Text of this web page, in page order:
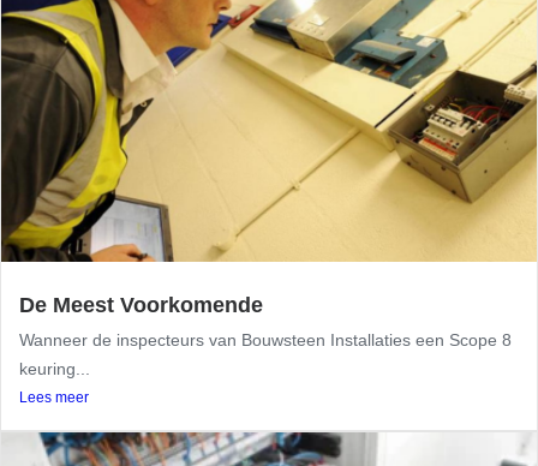
De Meest Voorkomende
Wanneer de inspecteurs van Bouwsteen Installaties een Scope 8
keuring...
Lees meer